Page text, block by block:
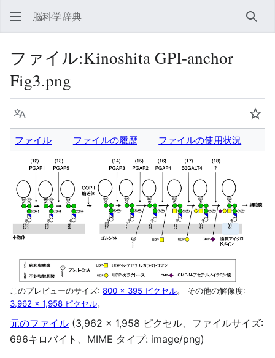
脳科学辞典 検索
ファイル:Kinoshita GPI-anchor
Fig3.png
言語 ウ
ファイル ファイルの履歴 ファイルの使用状況
このプレビューのサイズ: 800 × 395 ピクセル。 その他の解像度:
3,962 × 1,958 ピクセル。
元のファイル (3,962 × 1,958 ピクセル、ファイルサイズ:
696キロバイト、MIME タイプ: image/png)